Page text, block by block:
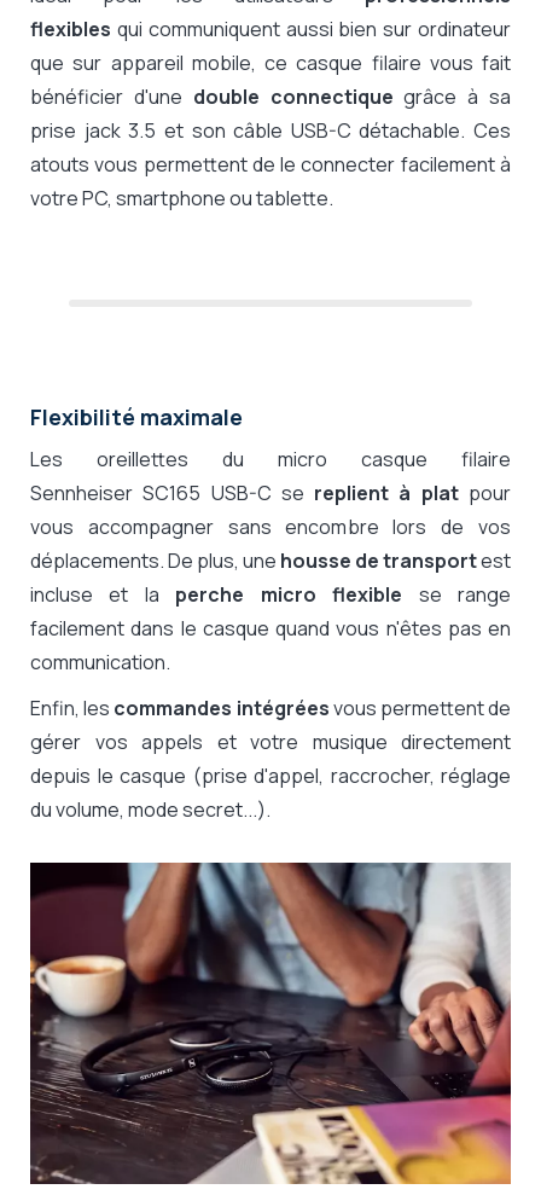
flexibles qui communiquent aussi bien sur ordinateur
que sur appareil mobile, ce casque filaire vous fait
bénéficier d'une double connectique grâce à sa
prise jack 3.5 et son câble USB-C détachable. Ces
atouts vous permettent de le connecter facilement à
votre PC, smartphone ou tablette.
Flexibilité maximale
Les oreillettes du micro casque filaire
SennheiserSC165 USB-C se replient à platpour
vous accompagner sans encombre lors de vos
déplacements. De plus, une housse de transportest
incluse et la perche micro flexible se range
facilement dans le casque quand vous n'êtes pas en
communication.
Enfin, les commandes intégréesvous permettent de
gérer vos appels et votre musique directement
depuis le casque (prise d'appel, raccrocher, réglage
du volume, mode secret...).